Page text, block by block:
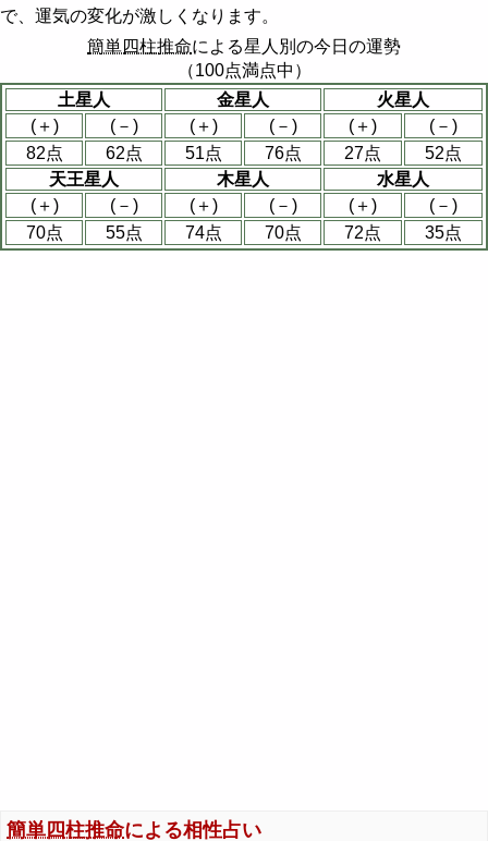
で、運気の変化が激しくなります。
簡単四柱推命による星人別の今日の運勢
（100点満点中）
土星人
金星人
火星人
(＋)
(－) (＋) (－) (＋)
(－)
82点
62点 51点 76点 27点
52点
天王星人
木星人
水星人
(＋)
(－) (＋) (－) (＋)
(－)
70点
55点 74点 70点 72点 35点
簡単四柱推命による相性占い